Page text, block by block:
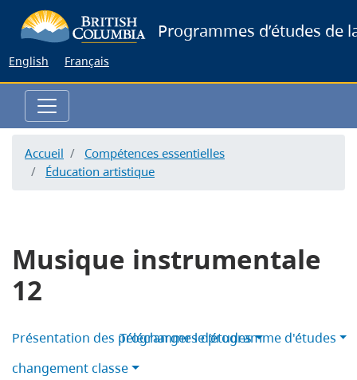
to
Programmes d’études de
English Français
Accueil
Compétences essentielles
Éducation artistique
Musique instrumentale
12
Télécharger le programme d'études
Présentation des programmes d’études
changement classe